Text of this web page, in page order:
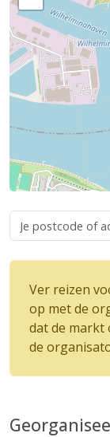
Ver reizen
op met de
dat de markt
de